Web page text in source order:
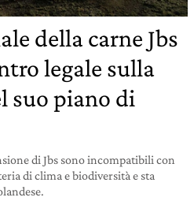
della carne Jbs
legale sulla
suo piano di
di Jbs sono incompatibili con
di clima e biodiversità e sta